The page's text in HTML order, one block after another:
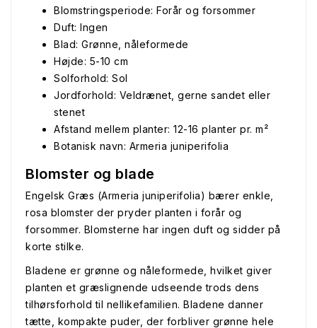
Blomstringsperiode: Forår og forsommer
Duft: Ingen
Blad: Grønne, nåleformede
Højde: 5-10 cm
Solforhold: Sol
Jordforhold: Veldrænet, gerne sandet eller
stenet
Afstand mellem planter: 12-16 planter pr. m²
Botanisk navn: Armeria juniperifolia
Blomster og blade
Engelsk Græs (Armeria juniperifolia) bærer enkle,
rosa blomster der pryder planten i forår og
forsommer. Blomsterne har ingen duft og sidder på
korte stilke.
Bladene er grønne og nåleformede, hvilket giver
planten et græslignende udseende trods dens
tilhørsforhold til nellikefamilien. Bladene danner
tætte, kompakte puder, der forbliver grønne hele